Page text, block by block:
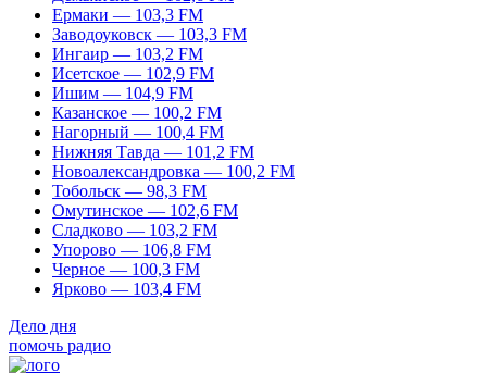
Ермаки — 103,3 FM
Заводоуковск — 103,3 FM
Ингаир — 103,2 FM
Исетское — 102,9 FM
Ишим — 104,9 FM
Казанское — 100,2 FM
Нагорный — 100,4 FM
Нижняя Тавда — 101,2 FM
Новоалександровка — 100,2 FM
Тобольск — 98,3 FM
Омутинское — 102,6 FM
Сладково — 103,2 FM
Упорово — 106,8 FM
Черное — 100,3 FM
Ярково — 103,4 FM
Дело дня
помочь радио